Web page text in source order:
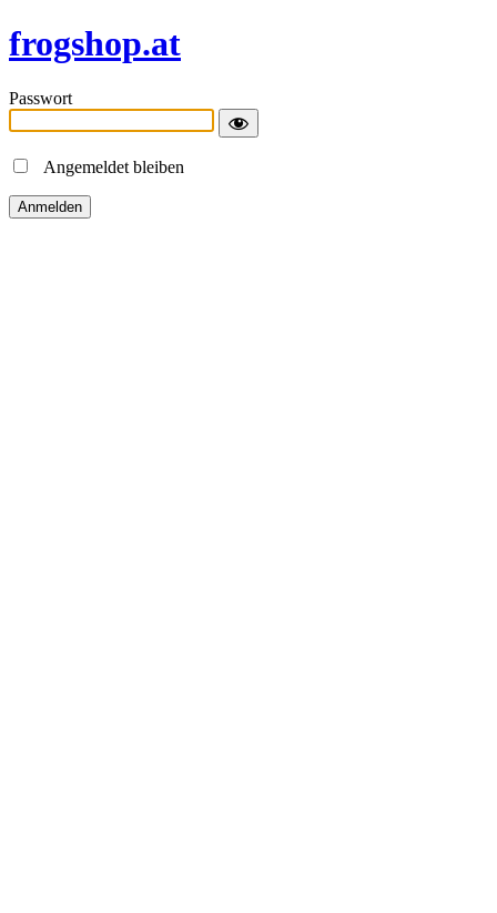
frogshop.at
Passwort
Angemeldet bleiben